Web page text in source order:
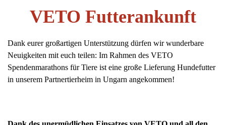
VETO Futterankunft
Dank eurer großartigen Unterstützung dürfen wir wunderbare
Neuigkeiten mit euch teilen: Im Rahmen des VETO
Spendenmarathons für Tiere ist eine große Lieferung Hundefutter
in unserem Partnertierheim in Ungarn angekommen!